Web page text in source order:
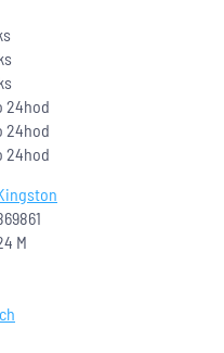
M
24hod
24hod
24hod